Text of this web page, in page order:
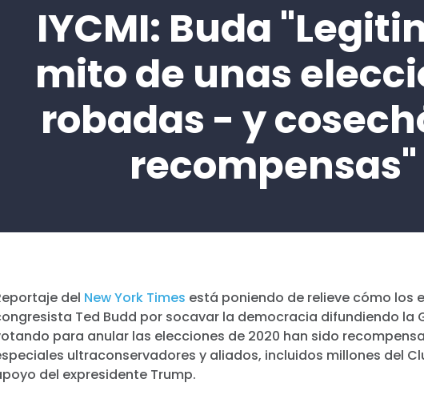
IYCMI: Buda
mito de unas
robadas - y
recompensas"
del New York Times está poniendo de relieve cómo los
Ted Budd por socavar la democracia difundiendo la
para anular las elecciones de 2020 han sido
ultraconservadores y aliados, incluidos millones del
del expresidente Trump.